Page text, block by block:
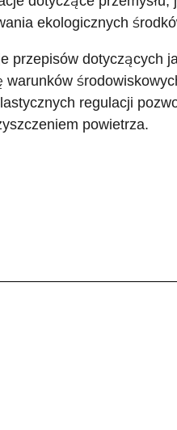
ekologicznych
przepisów dotyczących
regulacji
powietrza.